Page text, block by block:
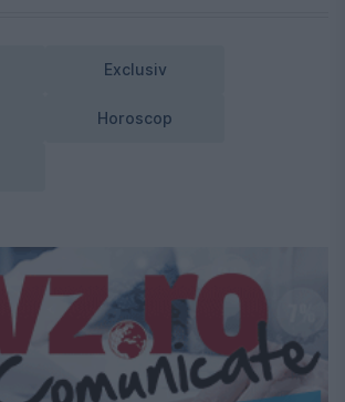
Exclusiv
Horoscop